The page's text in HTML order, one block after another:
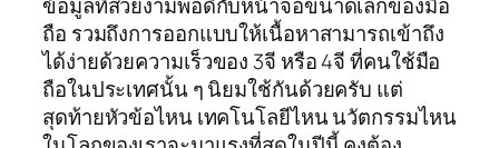
ข้อมูลที่สวยงามพอดีกับหน้าจอขนาดเล็กของมือ
ถือ รวมถึงการออกแบบให้เนื้อหาสามารถเข้าถึง
ได้ง่ายด้วยความเร็วของ 3จี หรือ 4จี ที่คนใช้มือ
ถือในประเทศนั้น ๆ นิยมใช้กันด้วยครับ แต่
สุดท้ายหัวข้อไหน เทคโนโลยีไหน นวัตกรรมไหน